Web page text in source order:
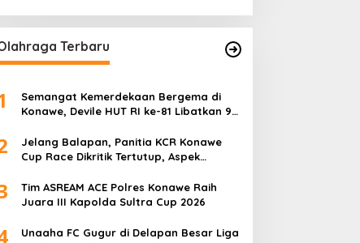
Terbaru
Semangat Kemerdekaan Bergema di
Konawe, Devile HUT RI ke-81 Libatkan 98
Jelang Balapan, Panitia KCR Konawe
Cup Race Dikritik Tertutup, Aspek
Tim ASREAM ACE Polres Konawe Raih
Juara III Kapolda Sultra Cup 2026
Unaaha FC Gugur di Delapan Besar Liga